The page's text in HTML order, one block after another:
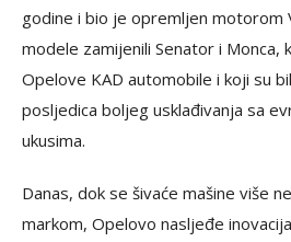
godine i bio je opremljen motorom
modele zamijenili Senator i Monca,
Opelove KAD automobile i koji su
posljedica boljeg usklađivanja sa
ukusima.
Danas, dok se šivaće mašine više
markom, Opelovo nasljeđe